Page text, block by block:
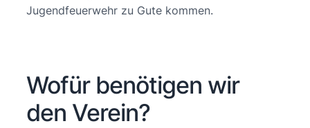
Jugendfeuerwehr zu Gute kommen.
Wofür benötigen wir
den Verein?